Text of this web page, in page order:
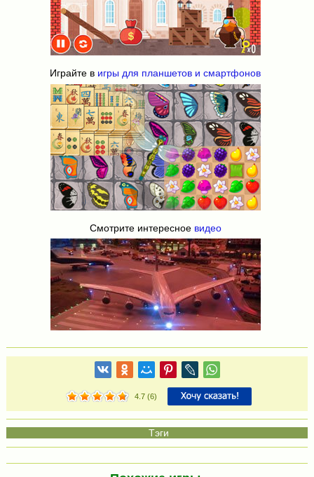
Играйте в игры для планшетов и смартфонов
Смотрите интересное видео
4.7(6)